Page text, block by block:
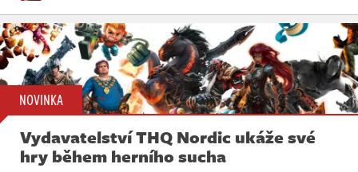
NOVINKA
Vydavatelství THQ Nordic ukáže své
hry během herního sucha